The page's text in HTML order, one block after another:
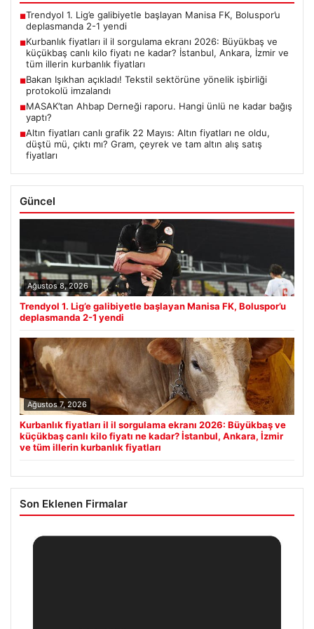
■Trendyol 1. Lig’e galibiyetle başlayan Manisa FK, Boluspor’u
deplasmanda 2-1 yendi
■Kurbanlık fiyatları il il sorgulama ekranı 2026: Büyükbaş ve
küçükbaş canlı kilo fiyatı ne kadar? İstanbul, Ankara, İzmir ve
tüm illerin kurbanlık fiyatları
■Bakan Işıkhan açıkladı! Tekstil sektörüne yönelik işbirliği
protokolü imzalandı
■MASAK’tan Ahbap Derneği raporu. Hangi ünlü ne kadar bağış
yaptı?
■Altın fiyatları canlı grafik 22 Mayıs: Altın fiyatları ne oldu,
düştü mü, çıktı mı? Gram, çeyrek ve tam altın alış satış
fiyatları
Güncel
Ağustos 8, 2026
Trendyol 1. Lig’e galibiyetle başlayan Manisa FK, Boluspor’u
deplasmanda 2-1 yendi
Ağustos 7, 2026
Kurbanlık fiyatları il il sorgulama ekranı 2026: Büyükbaş ve
küçükbaş canlı kilo fiyatı ne kadar? İstanbul, Ankara, İzmir
ve tüm illerin kurbanlık fiyatları
Son Eklenen Firmalar